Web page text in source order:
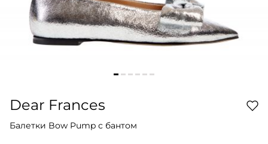
Dear Frances
Балетки Bow Pump с бантом